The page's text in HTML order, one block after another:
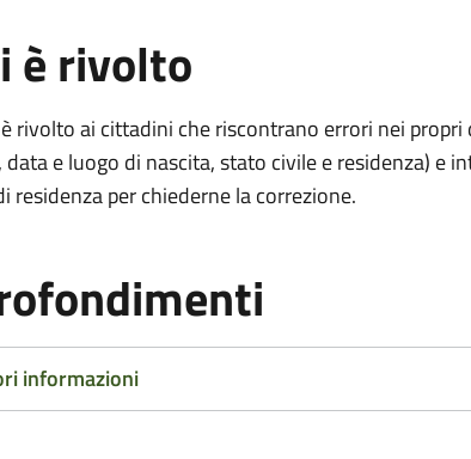
è rivolto
rivolto ai cittadini che riscontrano errori nei
data e luogo di nascita, stato civile e residenza) e
residenza per chiederne la correzione.
informazioni